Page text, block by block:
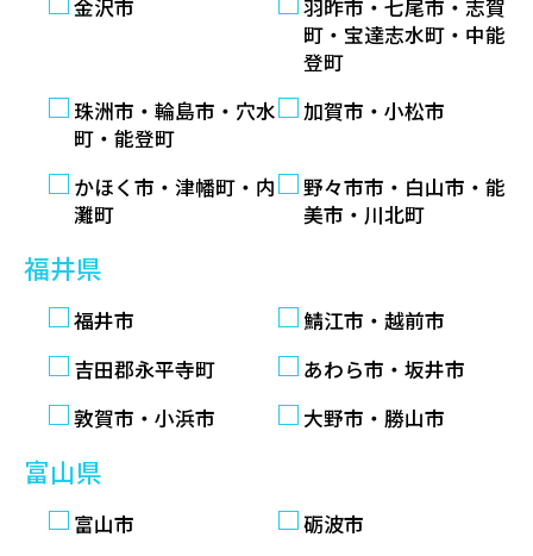
金沢市
羽昨市・七尾市・志賀
町・宝達志水町・中能
登町
珠洲市・輪島市・穴水
町・能登町
加賀市・小松市
かほく市・津幡町・内
灘町
野々市市・白山市・能
美市・川北町
福井県
福井市
鯖江市・越前市
吉田郡永平寺町
あわら市・坂井市
敦賀市・小浜市
大野市・勝山市
富山県
富山市
砺波市